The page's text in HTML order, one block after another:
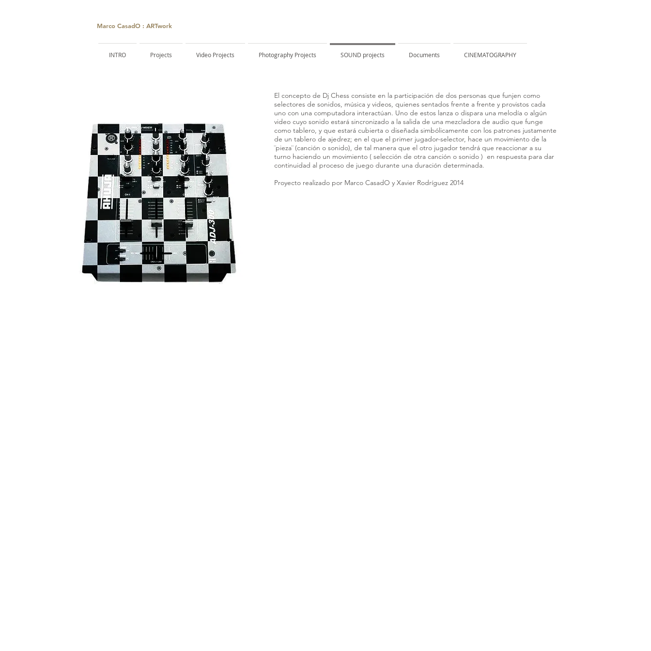
Marco CasadO : ARTwork
INTRO Projects Video Projects Photography Projects SOUND projects Documents CINEMATOGRAPHY
El concepto de Dj Chess consiste en la participación de dos personas que funjen como
selectores de sonidos, música y videos, quienes sentados frente a frente y provistos cada
uno con una computadora interactúan. Uno de estos lanza o dispara una melodía o algún
video cuyo sonido estará sincronizado a la salida de una mezcladora de audio que funge
como tablero, y que estará cubierta o diseñada simbólicamente con los patrones justamente
de un tablero de ajedrez; en el que el primer jugador-selector, hace un movimiento de la
¨pieza¨ (canción o sonido), de tal manera que el otro jugador tendrá que reaccionar a su
turno haciendo un movimiento ( selección de otra canción o sonido ) en respuesta para dar
continuidad al proceso de juego durante una duración determinada.
Proyecto realizado por Marco CasadO y Xavier Rodríguez 2014